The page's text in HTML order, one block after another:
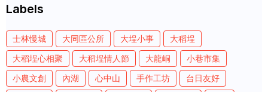
Labels
士林慢城 大同區公所 大埕小事
大稻埕
大稻埕心相聚
大稻埕情人節 大龍峒
小巷市集
小農文創
內湖 心中山 手作工坊
台日友好